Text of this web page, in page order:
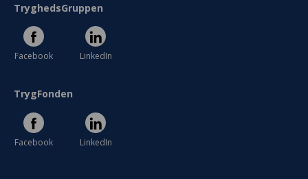
TryghedsGruppen
Facebook LinkedIn
TrygFonden
Facebook LinkedIn